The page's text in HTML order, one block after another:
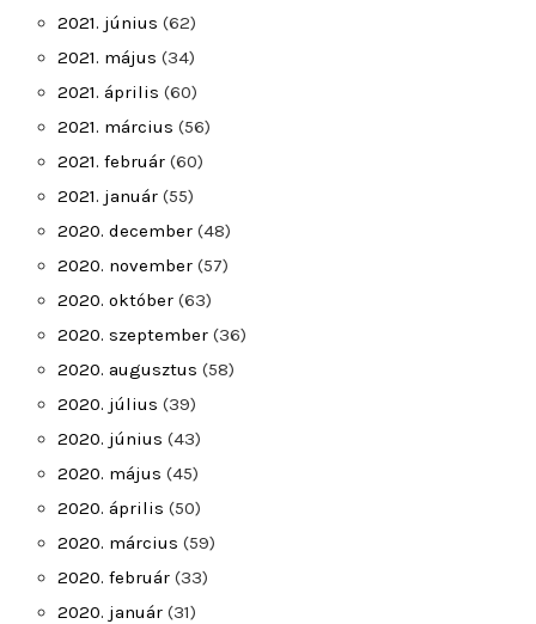
2021. június (62)
2021. május (34)
2021. április (60)
2021. március (56)
2021. február (60)
2021. január (55)
2020. december (48)
2020. november (57)
2020. október (63)
2020. szeptember (36)
2020. augusztus (58)
2020. július (39)
2020. június (43)
2020. május (45)
2020. április (50)
2020. március (59)
2020. február (33)
2020. január (31)